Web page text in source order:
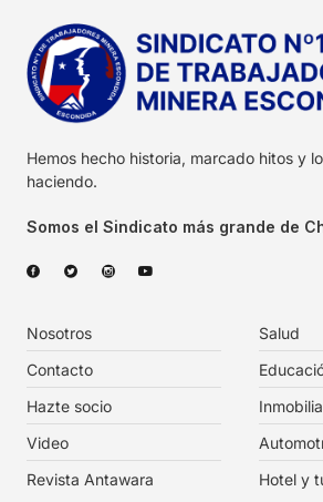
Hemos hecho historia, marcado hitos y
haciendo.
Somos el Sindicato más grande de
Nosotros
Contacto
Hazte socio
Video
Revista Antawara
Salud
Hotel y